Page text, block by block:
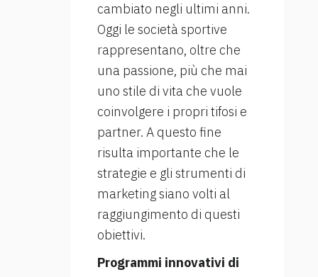
cambiato negli ultimi anni.
Oggi le società sportive
rappresentano, oltre che
una passione, più che mai
uno stile di vita che vuole
coinvolgere i propri tifosi e
partner. A questo fine
risulta importante che le
strategie e gli strumenti di
marketing siano volti al
raggiungimento di questi
obiettivi.
Programmi innovativi di